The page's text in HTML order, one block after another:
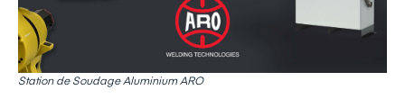
Station de Soudage Aluminium ARO